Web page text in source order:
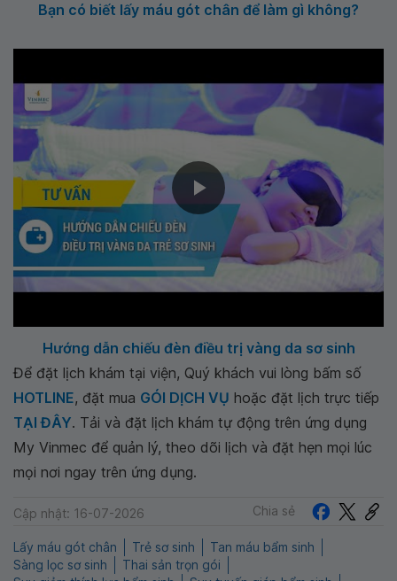
Bạn có biết lấy máu gót chân để làm gì không?
Hướng dẫn chiếu đèn điều trị vàng da sơ sinh
Để đặt lịch khám tại viện, Quý khách vui lòng bấm số
HOTLINE, đặt mua GÓI DỊCH VỤ hoặc đặt lịch trực tiếp
TẠI ĐÂY. Tải và đặt lịch khám tự động trên ứng dụng
My Vinmec để quản lý, theo dõi lịch và đặt hẹn mọi lúc
mọi nơi ngay trên ứng dụng.
Cập nhật: 16-07-2026 Chia sẻ
Lấy máu gót chân Trẻ sơ sinh
Tan máu bẩm sinh
Sàng lọc sơ sinh
Thai sản trọn gói